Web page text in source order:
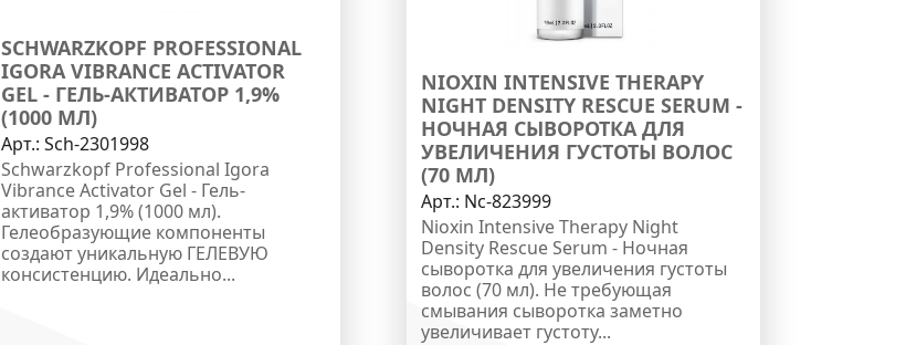
SCHWARZKOPF PROFESSIONAL
IGORA VIBRANCE ACTIVATOR
GEL - ГЕЛЬ-АКТИВАТОР 1,9%
(1000 МЛ)
Арт.:Sch-2301998
Schwarzkopf Professional Igora
Vibrance Activator Gel - Гель-
активатор 1,9% (1000 мл).
Гелеобразующие компоненты
создают уникальную ГЕЛЕВУЮ
консистенцию. Идеально...
NIOXIN INTENSIVE THERAPY
NIGHT DENSITY RESCUE SERUM -
НОЧНАЯ СЫВОРОТКА ДЛЯ
УВЕЛИЧЕНИЯ ГУСТОТЫ ВОЛОС
(70 МЛ)
Арт.: Nc-823999
Nioxin Intensive Therapy Night
Density Rescue Serum - Ночная
сыворотка для увеличения густоты
волос (70 мл). Не требующая
смывания сыворотка заметно
увеличивает густоту...